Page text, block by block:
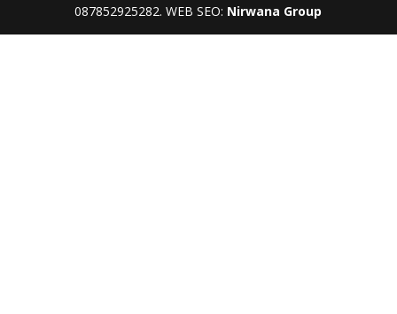
087852925282. WEB SEO: Nirwana Group